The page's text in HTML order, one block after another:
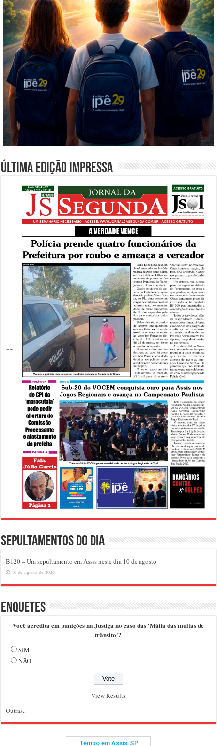
Última edição impressa
Sepultamentos do dia
B120 – Um sepultamento em Assis neste dia 10 de agosto
10 de agosto de 2026
Enquetes
Você acredita em punições na Justiça no caso das 'Máfia das multas de
trânsito'?
SIM
NÃO
View Results
Outras..